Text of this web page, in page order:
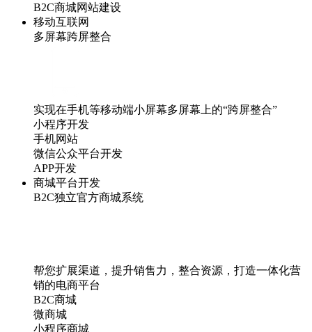
B2C商城网站建设
移动互联网
多屏幕跨屏整合
实现在手机等移动端小屏幕多屏幕上的“跨屏整合”
小程序开发
手机网站
微信公众平台开发
APP开发
商城平台开发
B2C独立官方商城系统
帮您扩展渠道，提升销售力，整合资源，打造一体化营
销的电商平台
B2C商城
微商城
小程序商城